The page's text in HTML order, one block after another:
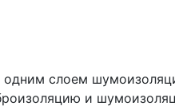
слоем
и